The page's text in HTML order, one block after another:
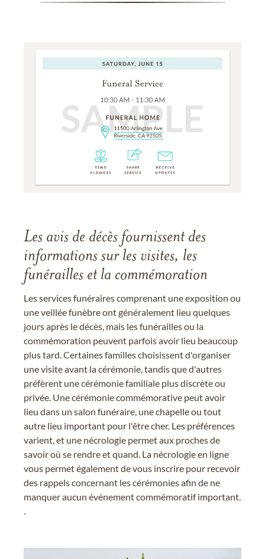
Les avis de décès fournissent des
informations sur les visites, les
funérailles et la commémoration
Les services funéraires comprenant une exposition ou
une veillée funèbre ont généralement lieu quelques
jours après le décès, mais les funérailles ou la
commémoration peuvent parfois avoir lieu beaucoup
plus tard. Certaines familles choisissent d'organiser
une visite avant la cérémonie, tandis que d'autres
préfèrent une cérémonie familiale plus discrète ou
privée. Une cérémonie commémorative peut avoir
lieu dans un salon funéraire, une chapelle ou tout
autre lieu important pour l'être cher. Les préférences
varient, et une nécrologie permet aux proches de
savoir où se rendre et quand. La nécrologie en ligne
vous permet également de vous inscrire pour recevoir
des rappels concernant les cérémonies afin de ne
manquer aucun événement commémoratif important.